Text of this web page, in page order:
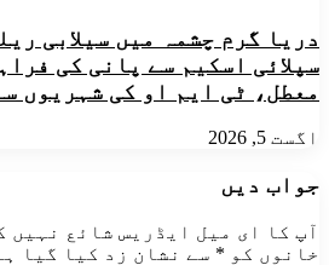
دریا گرم چشمہ میں سیلابی
سپلائی اسکیم سے پانی کی
معطل، ٹی ایم او کی شہریوں
اگست 5, 2026
جواب دیں
آپ کا ای میل ایڈریس شائع نہیں
خانوں کو * سے نشان زد کیا گیا